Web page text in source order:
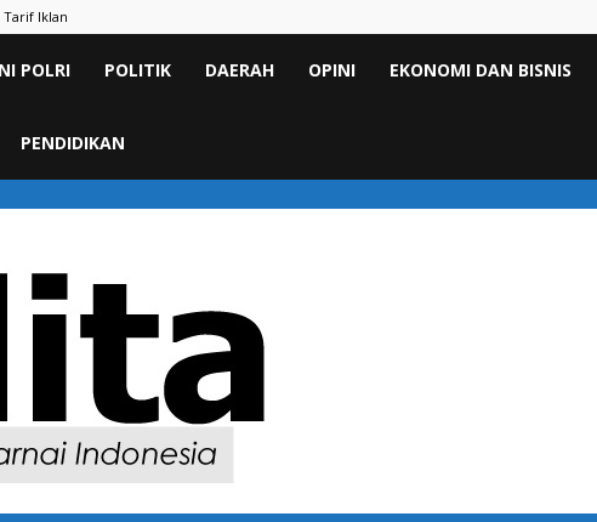
Tarif Iklan
POLRI POLITIK DAERAH OPINI EKONOMI DAN BISNIS
PENDIDIKAN